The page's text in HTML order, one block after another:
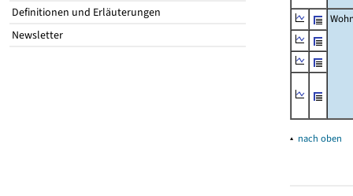
Definitionen und Erläuterungen
Newsletter
▴ nach oben